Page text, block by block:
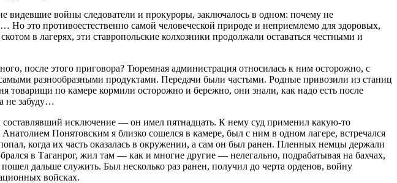
видевшие войны следователи и прокуроры, заключалось в одном: почему не
Но это противоестественно самой человеческой природе и неприемлемо для здоровых,
в лагерях, эти ставропольские колхозники продолжали оставаться честными и
после этого приговора? Тюремная администрация относилась к ним осторожно, с
разнообразными продуктами. Передачи были частыми. Родные привозили из станиц
по камере кормили осторожно и бережно, они знали, как надо есть после
не забуду…
исключение — он имел пятнадцать. К нему суд применил какую-то
Понятовским я близко сошелся в камере, был с ним в одном лагере, встречался
когда их часть оказалась в окружении, а сам он был ранен. Пленных немцы держали
в Таганрог, жил там — как и многие другие — нелегально, подрабатывая на бахчах,
дальше служить. Был несколько раз ранен, получил до черта орденов, войну
войсках.